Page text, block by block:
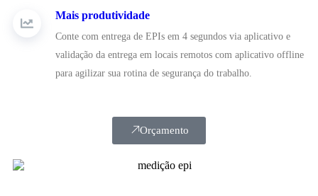
Mais produtividade
Conte com entrega de EPIs em 4 segundos via aplicativo e
validação da entrega em locais remotos com aplicativo offline
para agilizar sua rotina de segurança do trabalho.
Orçamento